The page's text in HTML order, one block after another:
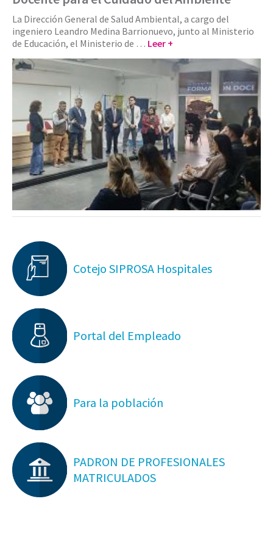
La Dirección General de Salud Ambiental, a cargo del
ingeniero Leandro Medina Barrionuevo, junto al Ministerio
de Educación, el Ministerio de … Leer +
Cotejo SIPROSA Hospitales
Portal del Empleado
Para la población
PADRON DE PROFESIONALES
MATRICULADOS